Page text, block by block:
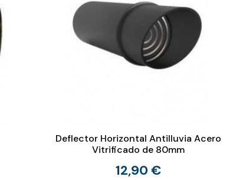
Deflector Horizontal Antilluvia Acero
Vitrificado de 80mm
12,90 €